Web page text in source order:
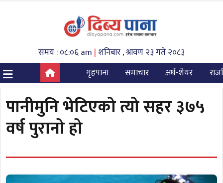
समय : ०८:०६ am | शनिबार , श्रावण २३ गते २०८३
गृहपाना
समाचार अर्थ-शेयर
पानीमुनि भेटिएको त्यो सहर ३७५
वर्ष पुरानो हो